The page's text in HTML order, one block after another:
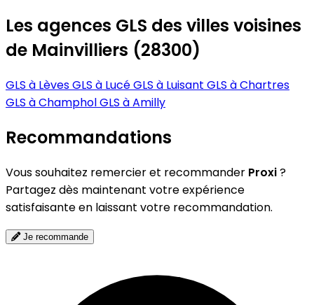
Les agences GLS des villes voisines
de Mainvilliers (28300)
GLS à LèvesGLS à LucéGLS à Luisant GLS à Chartres
GLS à ChampholGLS à Amilly
Recommandations
Vous souhaitez remercier et recommander Proxi?
Partagez dès maintenant votre expérience
satisfaisante en laissant votre recommandation.
Je recommande